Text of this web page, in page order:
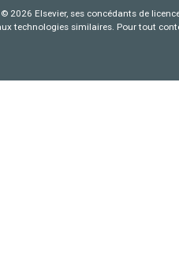
2026 Elsevier, ses concédants de
technologies similaires. Pour tout